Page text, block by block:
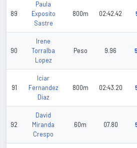
89
Paula
Exposito
Sastre
800m 02:42.42
90
Irene
Torralba
Lopez
Peso 9.96
91
Iciar
Fernandez
Diaz
800m 02:43.20
92
David
Miranda
Crespo
60m 07.80